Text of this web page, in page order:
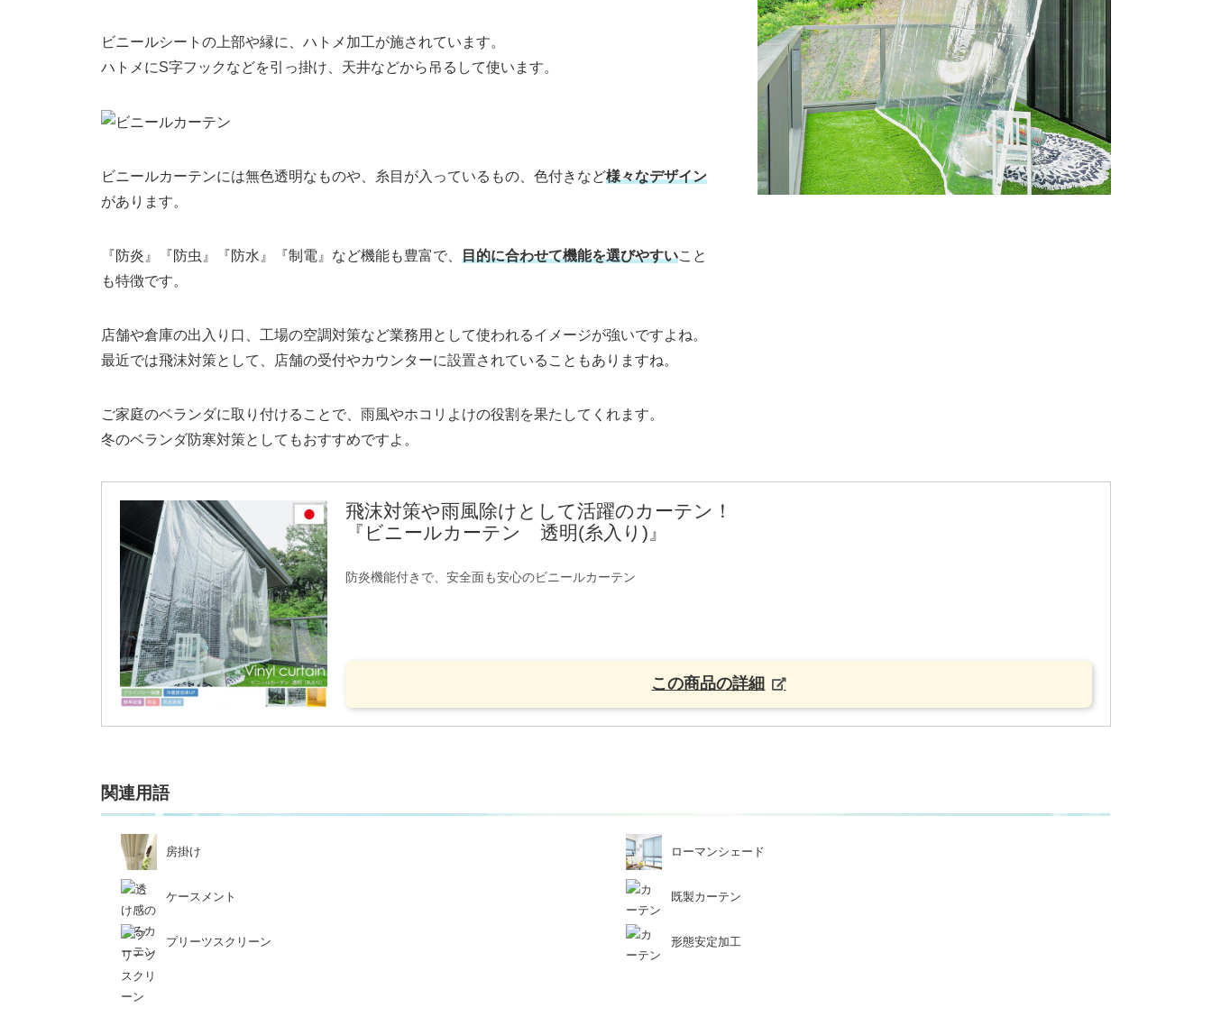
ビニールシートの上部や縁に、ハトメ加工が施されています。
ハトメにS字フックなどを引っ掛け、天井などから吊るして使います。
ビニールカーテンには無色透明なものや、糸目が入っているもの、色付きなど様々なデザイン
があります。
『防炎』『防虫』『防水』『制電』など機能も豊富で、 目的に合わせて機能を選びやすいこと
も特徴です。
店舗や倉庫の出入り口、工場の空調対策など業務用として使われるイメージが強いですよね。
最近では飛沫対策として、店舗の受付やカウンターに設置されていることもありますね。
ご家庭のベランダに取り付けることで、雨風やホコリよけの役割を果たしてくれます。
冬のベランダ防寒対策としてもおすすめですよ。
飛沫対策や雨風除けとして活躍のカーテン！
『ビニールカーテン 透明(糸入り)』
防炎機能付きで、安全面も安心のビニールカーテン
この商品の詳細
関連用語
房掛け
ケースメント
プリーツスクリーン
ローマンシェード
既製カーテン
形態安定加工